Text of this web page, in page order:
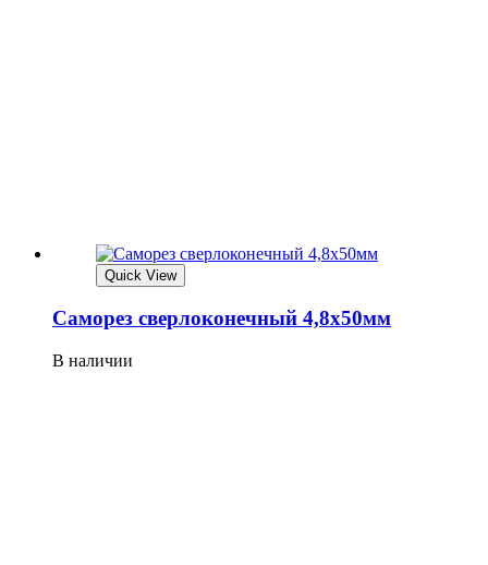
Quick View
Саморез сверлоконечный 4,8х50мм
В наличии